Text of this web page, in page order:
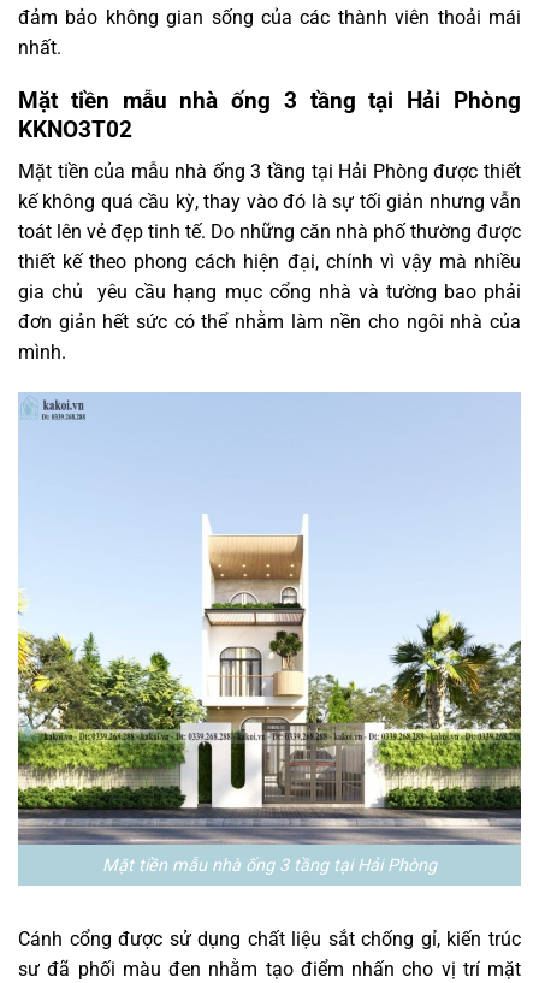
đảm bảo không gian sống của các thành viên thoải mái
nhất.
Mặt tiền mẫu nhà ống 3 tầng tại Hải Phòng
KKNO3T02
Mặt tiền của mẫu nhà ống 3 tầng tại Hải Phòng được thiết
kế không quá cầu kỳ, thay vào đó là sự tối giản nhưng vẫn
toát lên vẻ đẹp tinh tế. Do những căn nhà phố thường được
thiết kế theo phong cách hiện đại, chính vì vậy mà nhiều
gia chủ yêu cầu hạng mục cổng nhà và tường bao phải
đơn giản hết sức có thể nhằm làm nền cho ngôi nhà của
mình.
Mặt tiền mẫu nhà ống 3 tầng tại Hải Phòng
Cánh cổng được sử dụng chất liệu sắt chống gỉ, kiến trúc
sư đã phối màu đen nhằm tạo điểm nhấn cho vị trí mặt